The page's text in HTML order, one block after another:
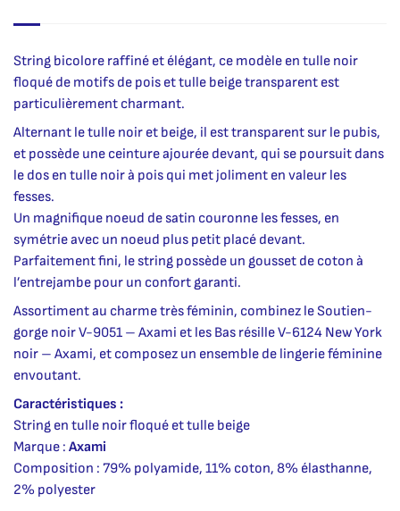
String bicolore raffiné et élégant, ce modèle en tulle noir
floqué de motifs de pois et tulle beige transparent est
particulièrement charmant.
Alternant le tulle noir et beige, il est transparent sur le pubis,
et possède une ceinture ajourée devant, qui se poursuit dans
le dos en tulle noir à pois qui met joliment en valeur les
fesses.
Un magnifique noeud de satin couronne les fesses, en
symétrie avec un noeud plus petit placé devant.
Parfaitement fini, le string possède un gousset de coton à
l’entrejambe pour un confort garanti.
Assortiment au charme très féminin, combinez le Soutien-
gorge noir V-9051 – Axami et les Bas résille V-6124 New York
noir – Axami, et composez un ensemble de lingerie féminine
envoutant.
Caractéristiques :
String en tulle noir floqué et tulle beige
Marque : Axami
Composition : 79% polyamide, 11% coton, 8% élasthanne,
2% polyester